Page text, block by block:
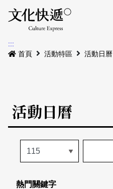
最新公告
本期專題
歷史專題
活動特區
活動列表
關於我們
:::
首頁
活動特區 活動日曆
活動日曆
熱門關鍵字